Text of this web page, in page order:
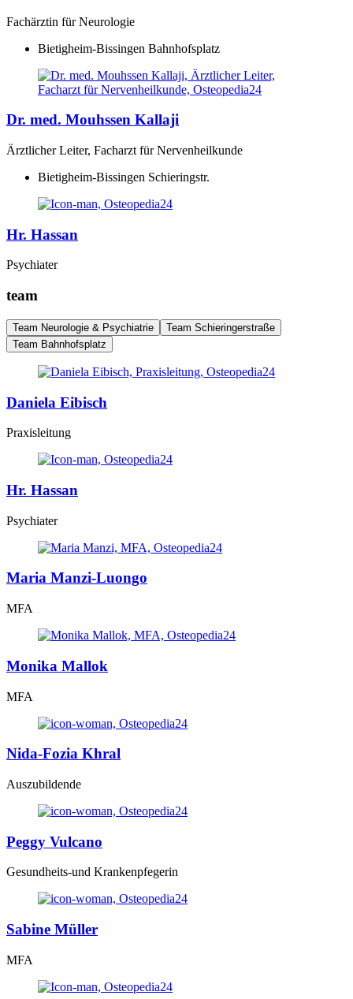
Fachärztin für Neurologie
Bietigheim-Bissingen Bahnhofsplatz
Dr. med. Mouhssen Kallaji
Ärztlicher Leiter, Facharzt für Nervenheilkunde
Bietigheim-Bissingen Schieringstr.
Hr. Hassan
Psychiater
team
Team Neurologie & Psychiatrie
Team Schieringerstraße
Team Bahnhofsplatz
Daniela Eibisch
Praxisleitung
Hr. Hassan
Psychiater
Maria Manzi-Luongo
MFA
Monika Mallok
MFA
Nida-Fozia Khral
Auszubildende
Peggy Vulcano
Gesundheits-und Krankenpfegerin
Sabine Müller
MFA